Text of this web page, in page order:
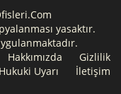
yasaktır.
Hakkımızda
Gizlilik
Hukuki Uyarı
İletişim